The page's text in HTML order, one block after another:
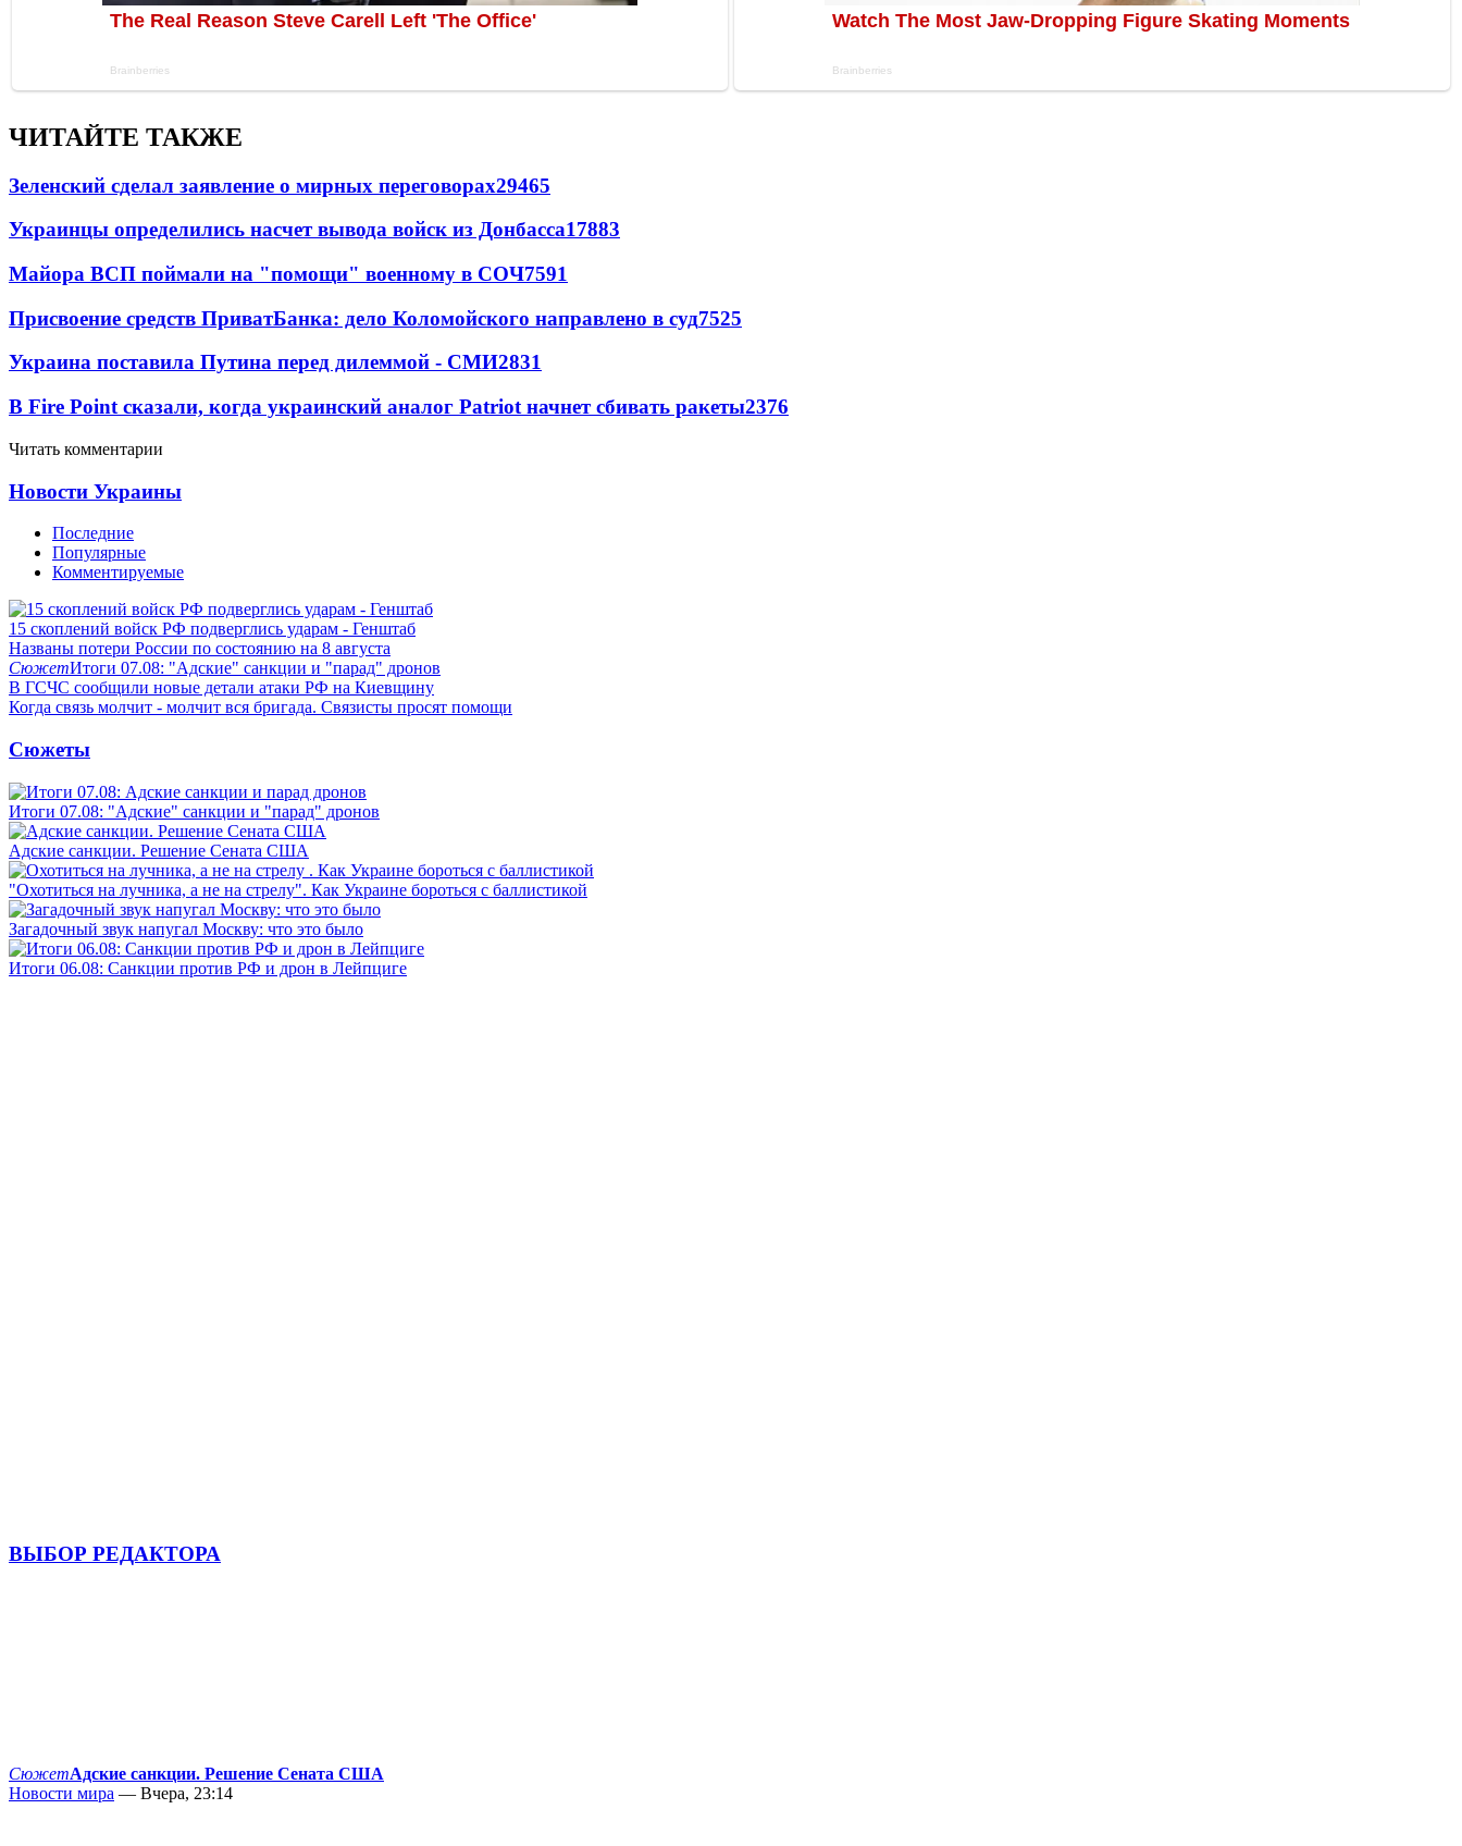
ЧИТАЙТЕ ТАКЖЕ
Зеленский сделал заявление о мирных переговорах29465
Украинцы определились насчет вывода войск из Донбасса17883
Майора ВСП поймали на "помощи" военному в СОЧ7591
Присвоение средств ПриватБанка: дело Коломойского направлено в суд7525
Украина поставила Путина перед дилеммой - СМИ2831
В Fire Point сказали, когда украинский аналог Patriot начнет сбивать ракеты2376
Читать комментарии
Новости Украины
Последние
Популярные
Комментируемые
15 скоплений войск РФ подверглись ударам - Генштаб
Названы потери России по состоянию на 8 августа
СюжетИтоги 07.08: "Адские" санкции и "парад" дронов
В ГСЧС сообщили новые детали атаки РФ на Киевщину
Когда связь молчит - молчит вся бригада. Связисты просят помощи
Сюжеты
Итоги 07.08: "Адские" санкции и "парад" дронов
Адские санкции. Решение Сената США
"Охотиться на лучника, а не на стрелу". Как Украине бороться с баллистикой
Загадочный звук напугал Москву: что это было
Итоги 06.08: Санкции против РФ и дрон в Лейпциге
ВЫБОР РЕДАКТОРА
СюжетАдские санкции. Решение Сената США
Новости мира — Вчера, 23:14